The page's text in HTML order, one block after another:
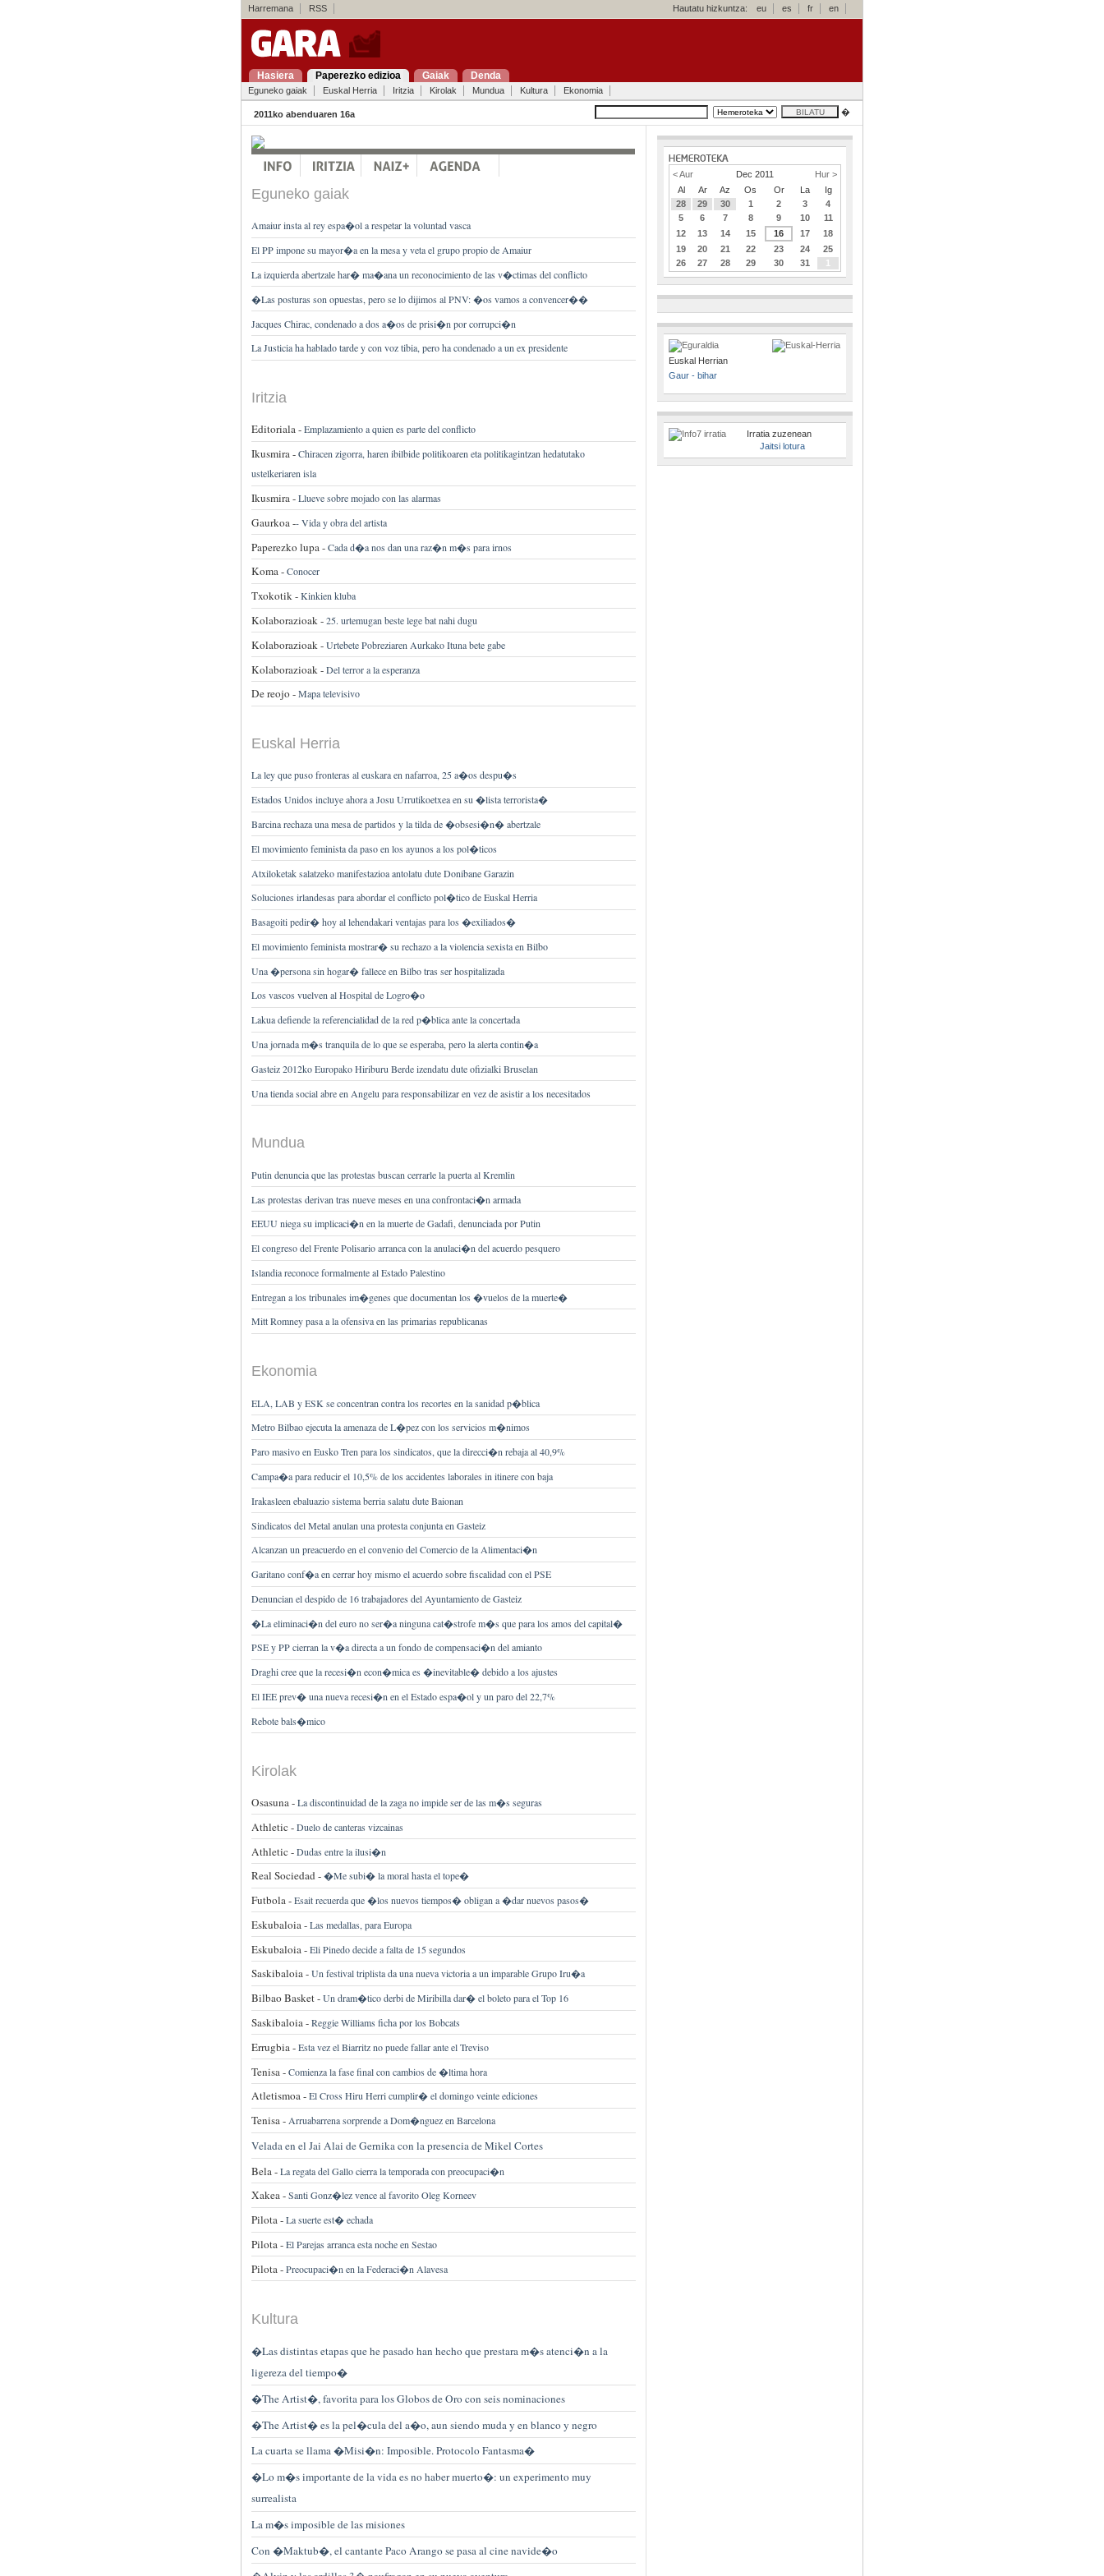
Harremana RSS Hautatu hizkuntza: eu es fr en
Hasiera Paperezko edizioa Gaiak Denda
Eguneko gaiak Euskal Herria Iritzia Kirolak Mundua Kultura Ekonomia
2011ko abenduaren 16a �
Eguneko gaiak
Amaiur insta al rey espa�ol a respetar la voluntad vasca
El PP impone su mayor�a en la mesa y veta el grupo propio de Amaiur
La izquierda abertzale har� ma�ana un reconocimiento de las v�ctimas del conflicto
�Las posturas son opuestas, pero se lo dijimos al PNV: �os vamos a convencer��
Jacques Chirac, condenado a dos a�os de prisi�n por corrupci�n
La Justicia ha hablado tarde y con voz tibia, pero ha condenado a un ex presidente
Iritzia
Editoriala -Emplazamiento a quien es parte del conflicto
Ikusmira -Chiracen zigorra, haren ibilbide politikoaren eta politikagintzan hedatutako
ustelkeriaren isla
Ikusmira -Llueve sobre mojado con las alarmas
Gaurkoa --Vida y obra del artista
Paperezko lupa -Cada d�a nos dan una raz�n m�s para irnos
Koma -Conocer
Txokotik -Kinkien kluba
Kolaborazioak -25. urtemugan beste lege bat nahi dugu
Kolaborazioak -Urtebete Pobreziaren Aurkako Ituna bete gabe
Kolaborazioak -Del terror a la esperanza
De reojo -Mapa televisivo
Euskal Herria
La ley que puso fronteras al euskara en nafarroa, 25 a�os despu�s
Estados Unidos incluye ahora a Josu Urrutikoetxea en su �lista terrorista�
Barcina rechaza una mesa de partidos y la tilda de �obsesi�n� abertzale
El movimiento feminista da paso en los ayunos a los pol�ticos
Atxiloketak salatzeko manifestazioa antolatu dute Donibane Garazin
Soluciones irlandesas para abordar el conflicto pol�tico de Euskal Herria
Basagoiti pedir� hoy al lehendakari ventajas para los �exiliados�
El movimiento feminista mostrar� su rechazo a la violencia sexista en Bilbo
Una �persona sin hogar� fallece en Bilbo tras ser hospitalizada
Los vascos vuelven al Hospital de Logro�o
Lakua defiende la referencialidad de la red p�blica ante la concertada
Una jornada m�s tranquila de lo que se esperaba, pero la alerta contin�a
Gasteiz 2012ko Europako Hiriburu Berde izendatu dute ofizialki Bruselan
Una tienda social abre en Angelu para responsabilizar en vez de asistir a los necesitados
Mundua
Putin denuncia que las protestas buscan cerrarle la puerta al Kremlin
Las protestas derivan tras nueve meses en una confrontaci�n armada
EEUU niega su implicaci�n en la muerte de Gadafi, denunciada por Putin
El congreso del Frente Polisario arranca con la anulaci�n del acuerdo pesquero
Islandia reconoce formalmente al Estado Palestino
Entregan a los tribunales im�genes que documentan los �vuelos de la muerte�
Mitt Romney pasa a la ofensiva en las primarias republicanas
Ekonomia
ELA, LAB y ESK se concentran contra los recortes en la sanidad p�blica
Metro Bilbao ejecuta la amenaza de L�pez con los servicios m�nimos
Paro masivo en Eusko Tren para los sindicatos, que la direcci�n rebaja al 40,9%
Campa�a para reducir el 10,5% de los accidentes laborales in itinere con baja
Irakasleen ebaluazio sistema berria salatu dute Baionan
Sindicatos del Metal anulan una protesta conjunta en Gasteiz
Alcanzan un preacuerdo en el convenio del Comercio de la Alimentaci�n
Garitano conf�a en cerrar hoy mismo el acuerdo sobre fiscalidad con el PSE
Denuncian el despido de 16 trabajadores del Ayuntamiento de Gasteiz
�La eliminaci�n del euro no ser�a ninguna cat�strofe m�s que para los amos del capital�
PSE y PP cierran la v�a directa a un fondo de compensaci�n del amianto
Draghi cree que la recesi�n econ�mica es �inevitable� debido a los ajustes
El IEE prev� una nueva recesi�n en el Estado espa�ol y un paro del 22,7%
Rebote bals�mico
Kirolak
Osasuna -La discontinuidad de la zaga no impide ser de las m�s seguras
Athletic -Duelo de canteras vizcainas
Athletic -Dudas entre la ilusi�n
Real Sociedad -�Me subi� la moral hasta el tope�
Futbola -Esait recuerda que �los nuevos tiempos� obligan a �dar nuevos pasos�
Eskubaloia -Las medallas, para Europa
Eskubaloia -Eli Pinedo decide a falta de 15 segundos
Saskibaloia -Un festival triplista da una nueva victoria a un imparable Grupo Iru�a
Bilbao Basket -Un dram�tico derbi de Miribilla dar� el boleto para el Top 16
Saskibaloia -Reggie Williams ficha por los Bobcats
Errugbia -Esta vez el Biarritz no puede fallar ante el Treviso
Tenisa -Comienza la fase final con cambios de �ltima hora
Atletismoa -El Cross Hiru Herri cumplir� el domingo veinte ediciones
Tenisa - Arruabarrena sorprende a Dom�nguez en Barcelona
Velada en el Jai Alai de Gernika con la presencia de Mikel Cortes
Bela -La regata del Gallo cierra la temporada con preocupaci�n
Xakea -Santi Gonz�lez vence al favorito Oleg Korneev
Pilota -La suerte est� echada
Pilota -El Parejas arranca esta noche en Sestao
Pilota -Preocupaci�n en la Federaci�n Alavesa
Kultura
�Las distintas etapas que he pasado han hecho que prestara m�s atenci�n a la
ligereza del tiempo�
�The Artist�, favorita para los Globos de Oro con seis nominaciones
�The Artist� es la pel�cula del a�o, aun siendo muda y en blanco y negro
La cuarta se llama �Misi�n: Imposible. Protocolo Fantasma�
�Lo m�s importante de la vida es no haber muerto�: un experimento muy
surrealista
La m�s imposible de las misiones
Con �Maktub�, el cantante Paco Arango se pasa al cine navide�o
< Aur Dec 2011
Hur >
Al
Ar Az Os Or La
Ig
28
29 30 1 2 3
4
5
6 7 8 9 10
11
12
13 14 15 16 17
18
19
20 21 22 23 24
25
26
27 28 29 30 31 1
Euskal Herrian
Gaur - bihar
Irratia zuzenean
Jaitsi lotura